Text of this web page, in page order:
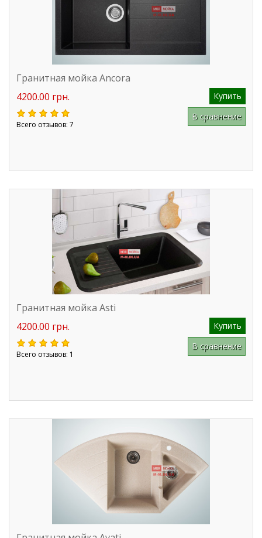
Гранитная мойка Ancora
4200.00 грн.
Купить
Всего отзывов: 7
В сравнение
Гранитная мойка Asti
4200.00 грн.
Купить
Всего отзывов: 1
В сравнение